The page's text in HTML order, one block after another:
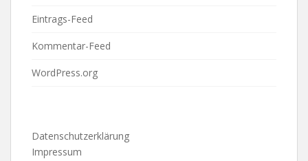
Eintrags-Feed
Kommentar-Feed
WordPress.org
Datenschutzerklärung
Impressum